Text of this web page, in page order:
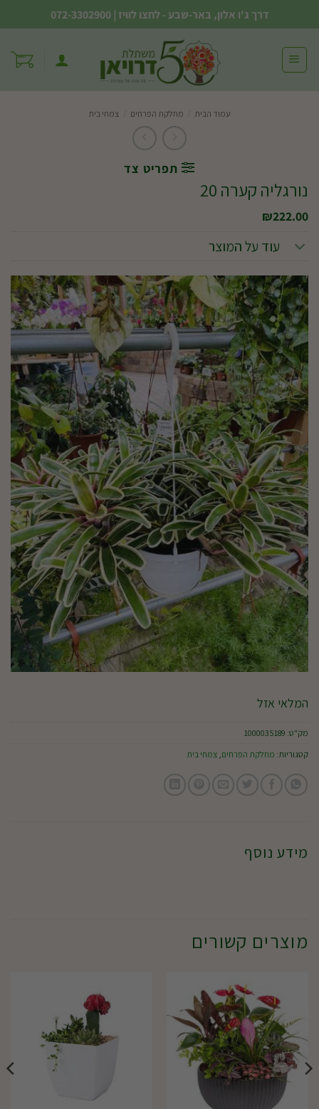
to
content
דרך ג'ו אלון, באר-שבע - לחצו לוויז |
072-3302900
עמוד הבית מחלקת הפרחים צמחי בית
תפריט צד
נורגליה קערה 20
₪222.00
עוד על המוצר
המלאי אזל
מק"ט: 1000035189
קטגוריות: מחלקת הפרחים,צמחי בית
מידע נוסף
מוצרים קשורים